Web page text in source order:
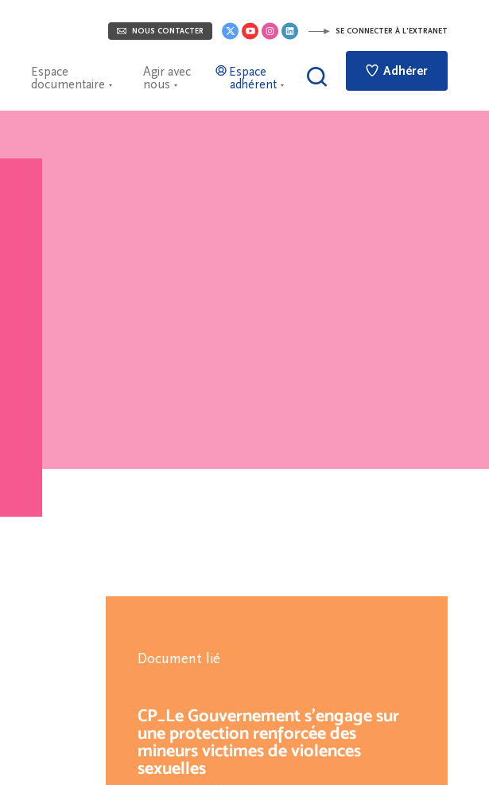
NOUS CONTACTER SE CONNECTER À L'EXTRANET
Espace
documentaire
Agir avec
nous
Espace
adhérent
Adhérer
Document lié
CP_Le Gouvernement s’engage sur
une protection renforcée des
mineurs victimes de violences
sexuelles